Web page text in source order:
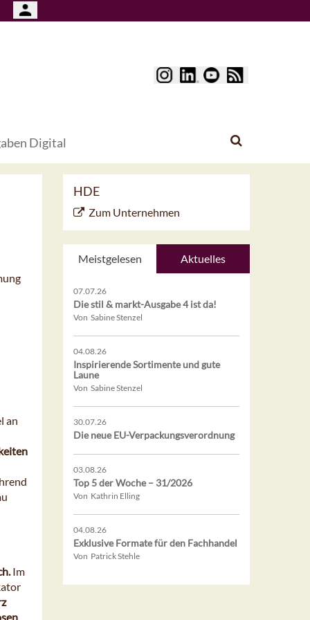
Digital
an
Im
HDE
Zum Unternehmen
Meistgelesen Aktuelles
07.07.26
Die stil & markt-Ausgabe 4 ist da!
Von Sabine Stenzel
04.08.26
Inspirierende Sortimente und gute
Laune
Von Sabine Stenzel
30.07.26
Die neue EU-Verpackungsverordnung
03.08.26
Top 5 der Woche – 31/2026
Von Kathrin Elling
04.08.26
Exklusive Formate für den Fachhandel
Von Patrick Stehle